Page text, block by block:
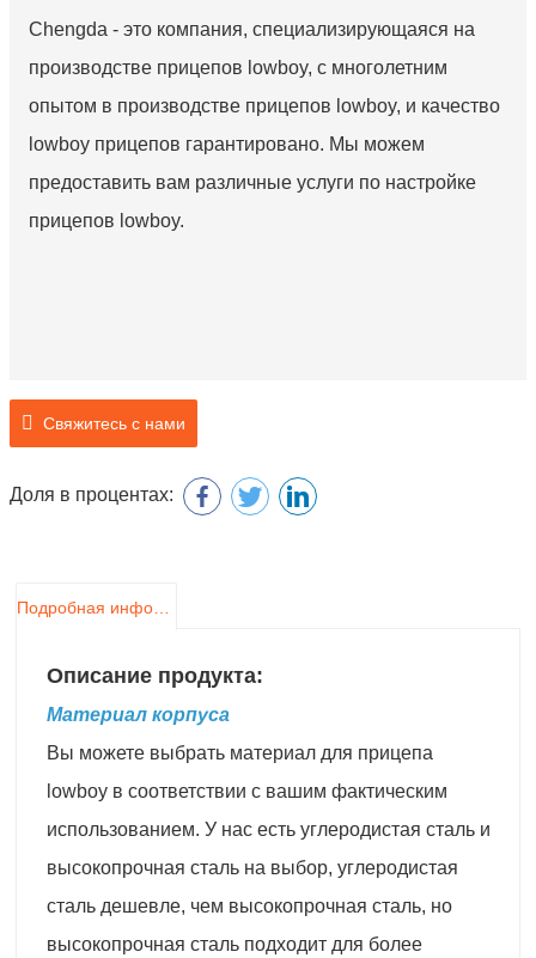
Chengda - это компания, специализирующаяся на
производстве прицепов lowboy, с многолетним
опытом в производстве прицепов lowboy, и качество
lowboy прицепов гарантировано. Мы можем
предоставить вам различные услуги по настройке
прицепов lowboy.
Свяжитесь с нами
Доля в процентах:
Описание продукта:
Материал корпуса
Вы можете выбрать материал для прицепа
lowboy в соответствии с вашим фактическим
использованием. У нас есть углеродистая сталь и
высокопрочная сталь на выбор, углеродистая
сталь дешевле, чем высокопрочная сталь, но
высокопрочная сталь подходит для более